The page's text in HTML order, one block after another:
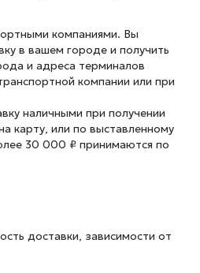
компаниями. Вы
в вашем городе и получить
и адреса терминалов
компании или при
наличными при получении
карту, или по выставленному
30 000 ₽ принимаются по
доставки, зависимости от